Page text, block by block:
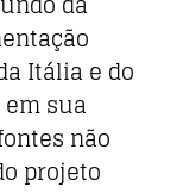
Itália e do
sua
não
projeto